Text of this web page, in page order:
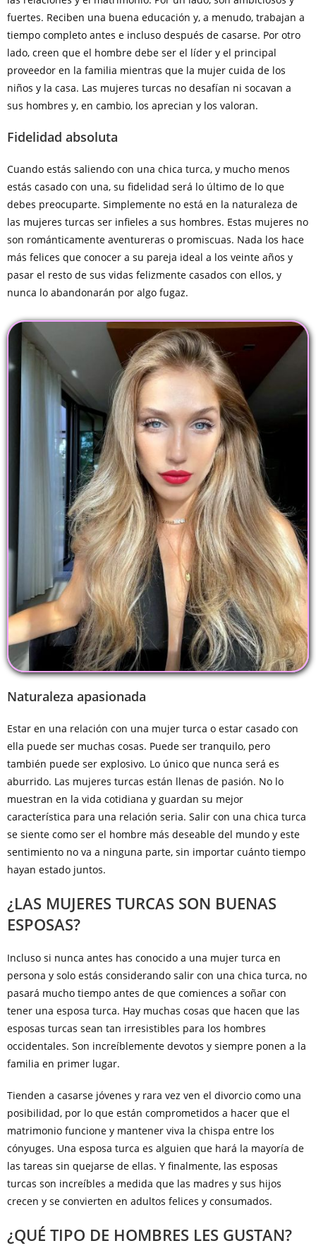
fuertes. Reciben una buena educación y, a menudo, trabajan a
tiempo completo antes e incluso después de casarse. Por otro
lado, creen que el hombre debe ser el líder y el principal
proveedor en la familia mientras que la mujer cuida de los
niños y la casa. Las mujeres turcas no desafían ni socavan a
sus hombres y, en cambio, los aprecian y los valoran.
Fidelidad absoluta
Cuando estás saliendo con una chica turca, y mucho menos
estás casado con una, su fidelidad será lo último de lo que
debes preocuparte. Simplemente no está en la naturaleza de
las mujeres turcas ser infieles a sus hombres. Estas mujeres no
son románticamente aventureras o promiscuas. Nada los hace
más felices que conocer a su pareja ideal a los veinte años y
pasar el resto de sus vidas felizmente casados con ellos, y
nunca lo abandonarán por algo fugaz.
Naturaleza apasionada
Estar en una relación con una mujer turca o estar casado con
ella puede ser muchas cosas. Puede ser tranquilo, pero
también puede ser explosivo. Lo único que nunca será es
aburrido. Las mujeres turcas están llenas de pasión. No lo
muestran en la vida cotidiana y guardan su mejor
característica para una relación seria. Salir con una chica turca
se siente como ser el hombre más deseable del mundo y este
sentimiento no va a ninguna parte, sin importar cuánto tiempo
hayan estado juntos.
¿LAS MUJERES TURCAS SON BUENAS
ESPOSAS?
Incluso si nunca antes has conocido a una mujer turca en
persona y solo estás considerando salir con una chica turca, no
pasará mucho tiempo antes de que comiences a soñar con
tener una esposa turca. Hay muchas cosas que hacen que las
esposas turcas sean tan irresistibles para los hombres
occidentales. Son increíblemente devotos y siempre ponen a la
familia en primer lugar.
Tienden a casarse jóvenes y rara vez ven el divorcio como una
posibilidad, por lo que están comprometidos a hacer que el
matrimonio funcione y mantener viva la chispa entre los
cónyuges. Una esposa turca es alguien que hará la mayoría de
las tareas sin quejarse de ellas. Y finalmente, las esposas
turcas son increíbles a medida que las madres y sus hijos
crecen y se convierten en adultos felices y consumados.
¿QUÉ TIPO DE HOMBRES LES GUSTAN?